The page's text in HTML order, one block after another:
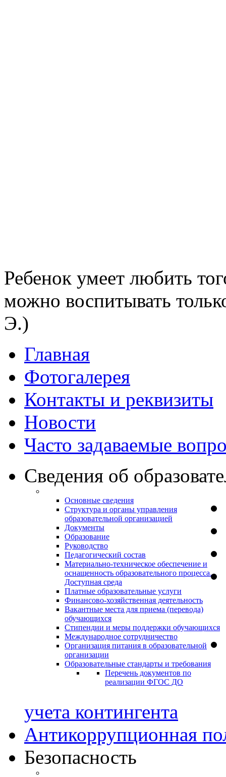
Ребенок умеет любить
можно воспитывать
Э.)
Главная
Фотогалерея
Контакты и реквизиты
Новости
Часто задаваемые
Сведения об
Основные сведения
Структура и органы управления
образовательной организацией
Документы
Образование
Руководство
Педагогический состав
Материально-техническое обеспечение и
оснащенность образовательного процесса.
Доступная среда
Платные образовательные услуги
Финансово-хозяйственная деятельность
Вакантные места для приема (перевода)
обучающихся
Стипендии и меры поддержки обучающихся
Международное сотрудничество
Организация питания в образовательной
организации
Образовательные стандарты и требования
Перечень документов по
реализации ФГОС ДО
учета контингента
Антикоррупционная
Безопасность